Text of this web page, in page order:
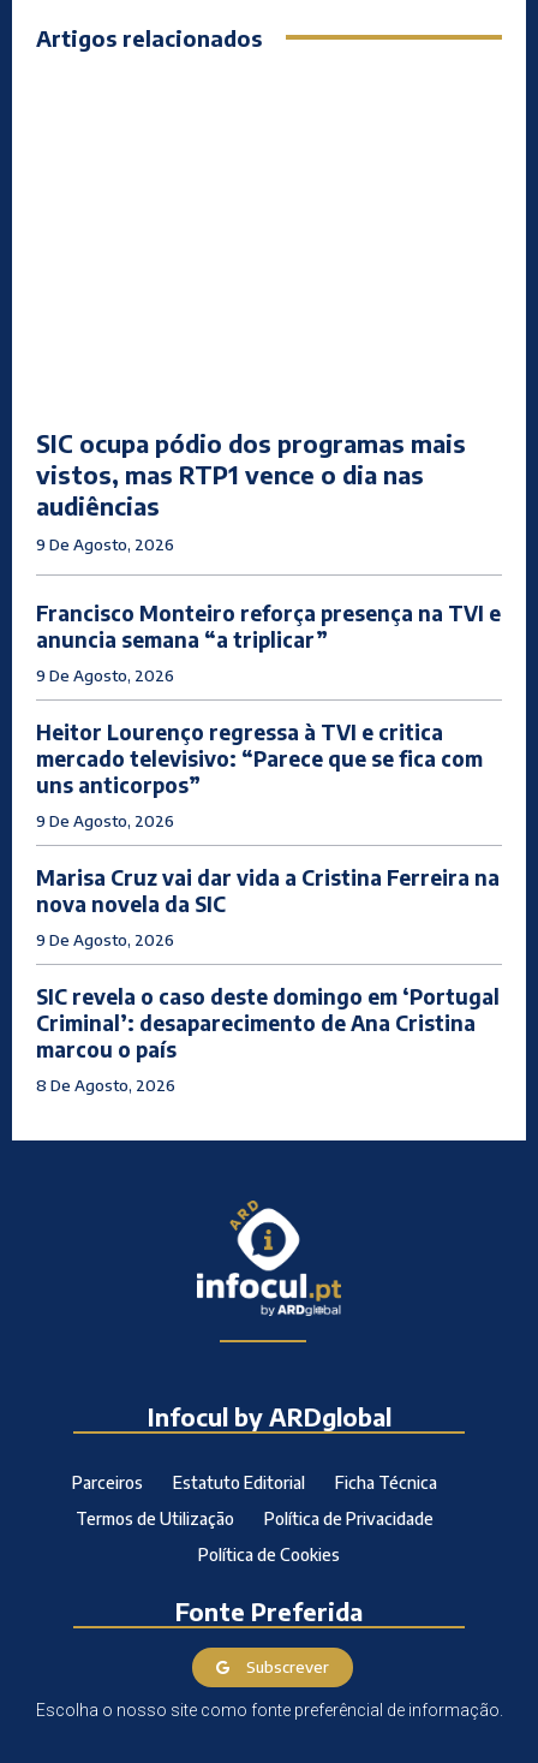
Artigos relacionados
SIC ocupa pódio dos programas mais
vistos, mas RTP1 vence o dia nas
audiências
9 De Agosto, 2026
Francisco Monteiro reforça presença na TVI e
anuncia semana “a triplicar”
9 De Agosto, 2026
Heitor Lourenço regressa à TVI e critica
mercado televisivo: “Parece que se fica com
uns anticorpos”
9 De Agosto, 2026
Marisa Cruz vai dar vida a Cristina Ferreira na
nova novela da SIC
9 De Agosto, 2026
SIC revela o caso deste domingo em ‘Portugal
Criminal’: desaparecimento de Ana Cristina
marcou o país
8 De Agosto, 2026
Infocul by ARDglobal
Parceiros Estatuto Editorial
Ficha Técnica
Termos de Utilização
Política de Privacidade
Política de Cookies
Fonte Preferida
Subscrever
Escolha o nosso site como fonte preferêncial de informação.